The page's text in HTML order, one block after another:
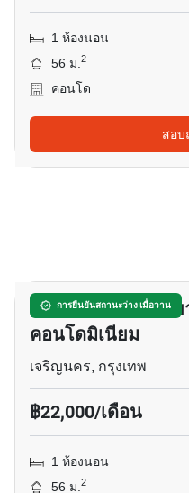
1 ห้องนอน
56 ม.2
คอนโด
สอบ
การยืนยันสถานะว่าง เมื่อวาน
บ้าน สาทร เจ้าพระย
คอนโดมิเนียม
เจริญนคร, กรุงเทพ
฿22,000/เดือน
1 ห้องนอน
56 ม.2